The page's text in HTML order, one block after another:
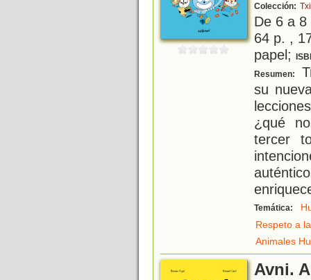
Colección:
De 6 a
64 p. ,
papel;
Resumen:
su
¿qué
tercer
Temática:
Respeto a
Animales
Avni.